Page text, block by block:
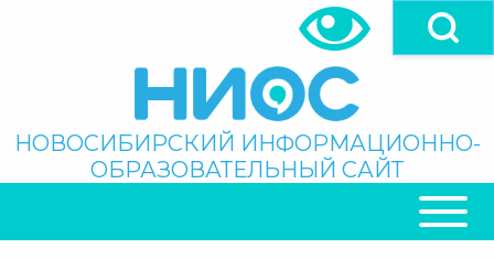
Поиск
НОВОСИБИРСКИЙ ИНФОРМАЦИОННО-
ОБРАЗОВАТЕЛЬНЫЙ САЙТ
НАВИГАЦИЯ